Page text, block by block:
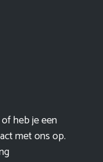
heb je een
met ons op.